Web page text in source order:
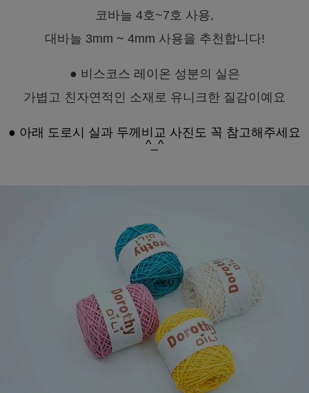
코바늘 4호~7호 사용,
대바늘 3mm ~ 4mm 사용을 추천합니다!
● 비스코스 레이온 성분의 실은
가볍고 친자연적인 소재로 유니크한 질감이예요
● 아래 도로시 실과 두께비교 사진도 꼭 참고해주세요
^_^